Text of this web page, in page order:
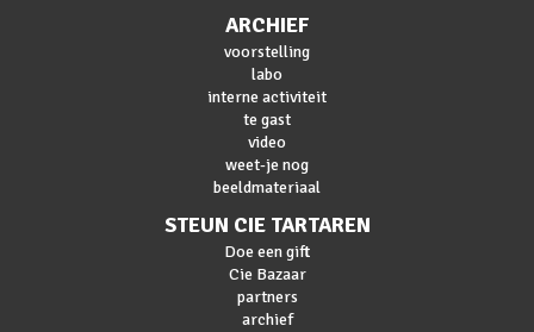
ARCHIEF
voorstelling
labo
interne activiteit
te gast
video
weet-je nog
beeldmateriaal
STEUN CIE TARTAREN
Doe een gift
Cie Bazaar
partners
archief